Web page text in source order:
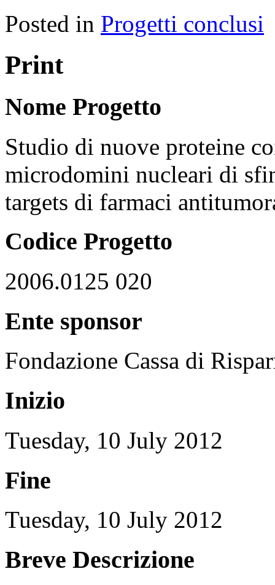
Posted in Progetti conclusi
Print
Nome Progetto
Studio di nuove proteine
microdomini nucleari di
targets di farmaci
Codice Progetto
2006.0125 020
Ente sponsor
Fondazione Cassa di
Inizio
Tuesday, 10 July 2012
Fine
Tuesday, 10 July 2012
Breve Descrizione